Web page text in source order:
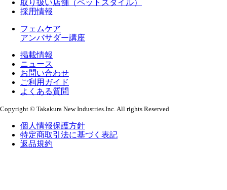
取り扱い店舗（ペットスタイル）
採用情報
フェムケア
アンバサダー講座
掲載情報
ニュース
お問い合わせ
ご利用ガイド
よくある質問
Copyright © Takakura New Industries.Inc. All rights Reserved
個人情報保護方針
特定商取引法に基づく表記
返品規約